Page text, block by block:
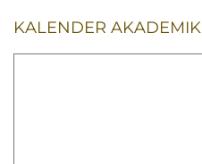
KALENDER AKADEMIK